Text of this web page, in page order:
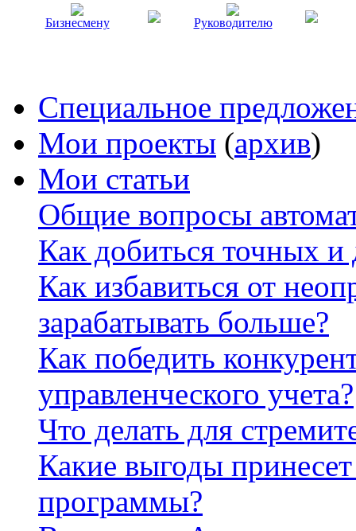
Бизнесмену Руководителю
Специальное
Мои проекты (архив)
Мои статьи
Общие вопросы
Как добиться точных
Как избавиться от
зарабатывать больше?
Как победить
управленческого учета?
Что делать для
Какие выгоды
программы?